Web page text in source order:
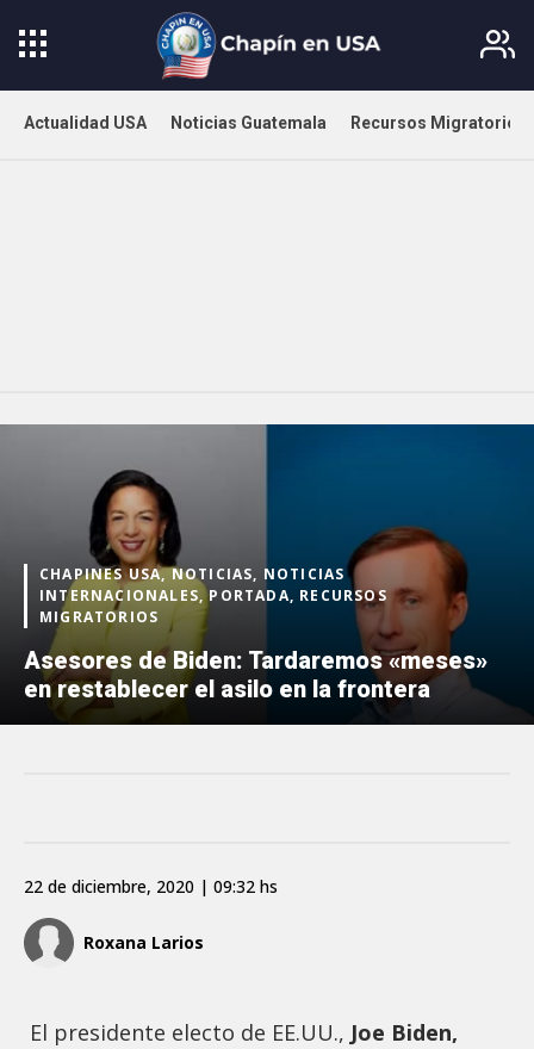
Actualidad USA Noticias Guatemala Recursos Migratorios
CHAPINES USA, NOTICIAS, NOTICIAS
INTERNACIONALES, PORTADA, RECURSOS
MIGRATORIOS
Asesores de Biden: Tardaremos «meses»
en restablecer el asilo en la frontera
Roxana Larios
22 de diciembre, 2020 | 09:32 hs
El presidente electo de EE.UU., Joe Biden,